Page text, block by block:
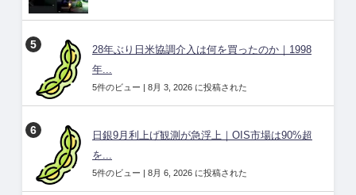
28年ぶり日米協調介入は何を買ったのか｜1998
年...
5件のビュー | 8月 3, 2026 に投稿された
日銀9月利上げ観測が急浮上｜OIS市場は90%超
を...
5件のビュー | 8月 6, 2026 に投稿された